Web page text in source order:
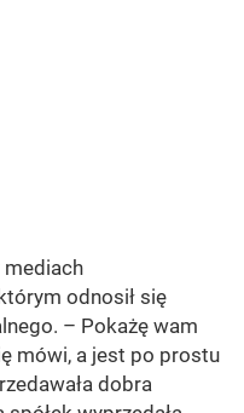
mediach
odnosił się
– Pokażę wam
mówi, a jest po prostu
dobra